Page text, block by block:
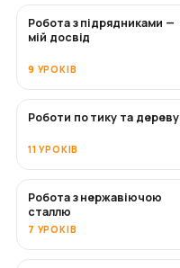
СКОРО
Робота з підрядниками —
мій досвід
9 УРОКІВ
Роботи по тику та дереву
11 УРОКІВ
СКОРО
Робота з нержавіючою
сталлю
7 УРОКІВ